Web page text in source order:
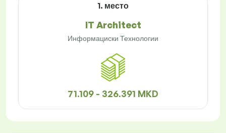
1. место
IT Architect
Информациски Технологии
71.109 - 326.391 MKD